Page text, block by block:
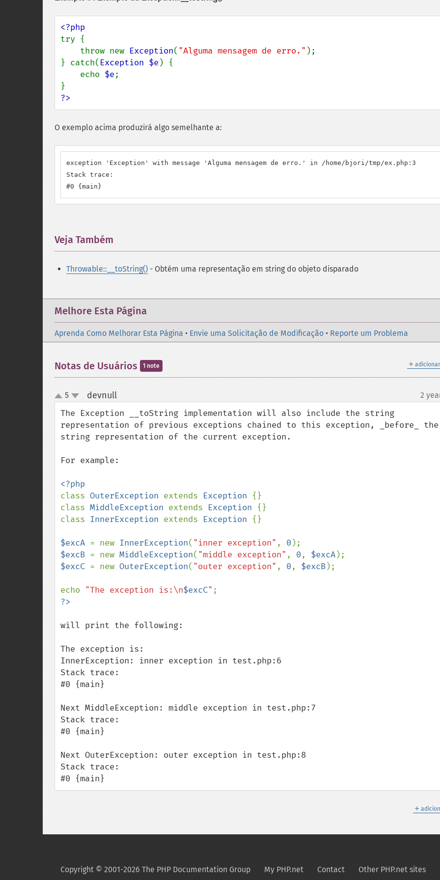
try {
    throw new
Exception( "Alguma mensagem de erro." );
} catch( Exception $e ) {
    echo
$e;
?>
O exemplo acima produzirá algo semelhante a:
exception 'Exception' with message 'Alguma mensagem de erro.' in /home/bjori/tmp/ex.php:3
Stack trace:
#0 {main}
Veja Também
Throwable::__toString() - Obtém uma representação em string do objeto disparado
Melhore Esta Página
Aprenda Como Melhorar Esta Página • Envie uma Solicitação de Modificação • Reporte um Problema
＋
Notas de Usuários 1 note
up
down
5 devnull¶ 2
The Exception __toString implementation will also include the string
representation of previous exceptions chained to this exception, _before_ the
string representation of the current exception.
For example:
class OuterException extends Exception {}
class MiddleException extends Exception {}
class InnerException extends Exception {}
$excA = new InnerException( "inner exception" , 0
$excB = new MiddleException( "middle exception" , 0, $excA
$excC = new OuterException( "outer exception" , 0, $excB);
echo "The exception is:\n$excC"
will print the following:
The exception is:
InnerException: inner exception in test.php:6
Stack trace:
#0 {main}
Next MiddleException: middle exception in test.php:7
Stack trace:
#0 {main}
Next OuterException: outer exception in test.php:8
Stack trace:
#0 {main}
＋
Copyright © 2001-2026 The PHP Documentation Group My PHP.net Contact Other PHP.net sites